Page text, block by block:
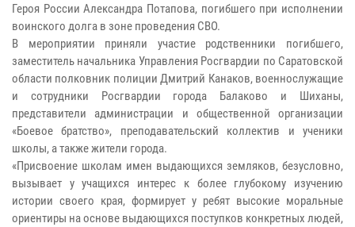
Героя России Александра Потапова, погибшего при исполнении
воинского долга в зоне проведения СВО.
В мероприятии приняли участие родственники погибшего,
заместитель начальника Управления Росгвардии по Саратовской
области полковник полиции Дмитрий Канаков, военнослужащие
и сотрудники Росгвардии города Балаково и Шиханы,
представители администрации и общественной организации
«Боевое братство», преподавательский коллектив и ученики
школы, а также жители города.
«Присвоение школам имен выдающихся земляков, безусловно,
вызывает у учащихся интерес к более глубокому изучению
истории своего края, формирует у ребят высокие моральные
ориентиры на основе выдающихся поступков конкретных людей,